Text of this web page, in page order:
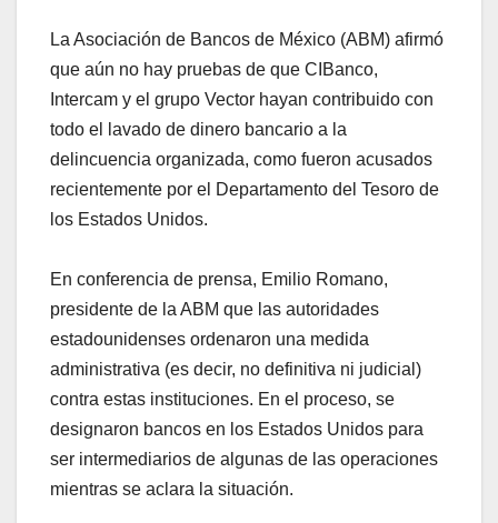
La Asociación de Bancos de México (ABM) afirmó
que aún no hay pruebas de que CIBanco,
Intercam y el grupo Vector hayan contribuido con
todo el lavado de dinero bancario a la
delincuencia organizada, como fueron acusados
recientemente por el Departamento del Tesoro de
los Estados Unidos.
En conferencia de prensa, Emilio Romano,
presidente de la ABM que las autoridades
estadounidenses ordenaron una medida
administrativa (es decir, no definitiva ni judicial)
contra estas instituciones. En el proceso, se
designaron bancos en los Estados Unidos para
ser intermediarios de algunas de las operaciones
mientras se aclara la situación.